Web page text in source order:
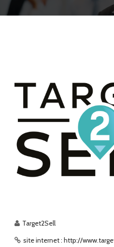
Target2Sell
site internet : http://